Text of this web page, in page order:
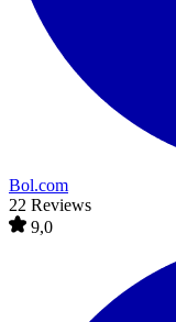
Bol.com
22 Reviews
9,0